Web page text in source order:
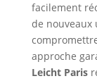
facilement
de nouveaux
approche
Leicht Paris